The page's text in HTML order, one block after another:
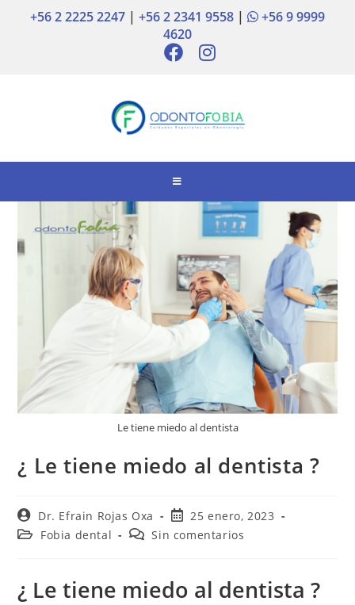
+56 2 2225 2247 | +56 2 2341 9558 |
+56 9 9999
4620
Le tiene miedo al dentista
¿ Le tiene miedo al dentista ?
Dr. Efrain Rojas Oxa
25 enero, 2023
Fobia dental
Sin comentarios
¿ Le tiene miedo al dentista ?